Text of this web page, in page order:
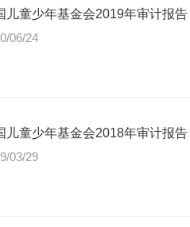
儿童少年基金会2019年审计报告
06/24
儿童少年基金会2018年审计报告
03/29